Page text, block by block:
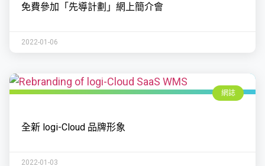
免費參加「先導計劃」網上簡介會
2022-01-06
網誌
全新 logi-Cloud 品牌形象
2022-01-03